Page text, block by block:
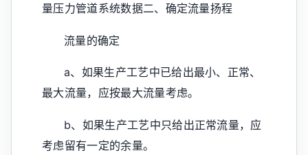
量压力管道系统数据二、确定流量扬程
流量的确定
a、如果生产工艺中已给出最小、正常、
最大流量，应按最大流量考虑。
b、如果生产工艺中只给出正常流量，应
考虑留有一定的余量。